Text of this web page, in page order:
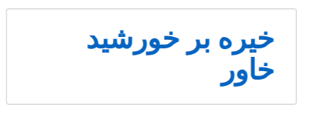
خیره بر خورشید
خاور